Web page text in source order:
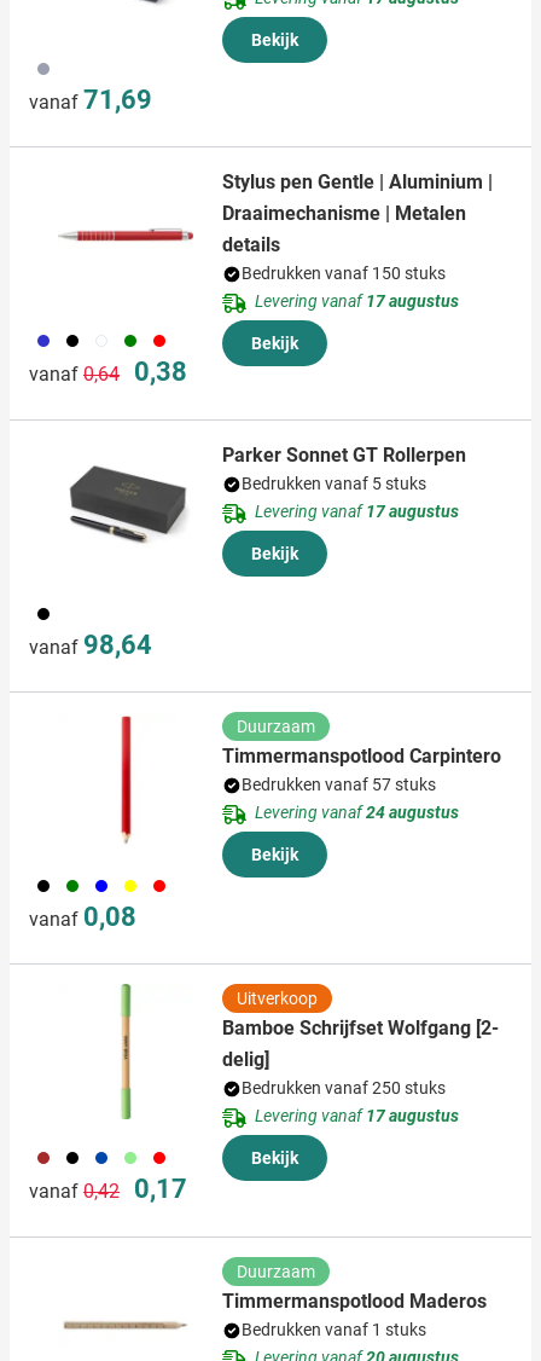
879
vanaf 71,69
Bekijk
023 001 002 004 008
vanaf Normale prijs
0,64 Speciale prijs
0,38
Stylus pen Gentle | Aluminium |
Draaimechanisme | Metalen
details
Bedrukken vanaf 150 stuks
Levering vanaf17 augustus
Bekijk
001
vanaf 98,64
Parker Sonnet GT Rollerpen
Bedrukken vanaf 5 stuks
Levering vanaf17 augustus
Bekijk
001 004 005 006 008
vanaf 0,08
Duurzaam
Timmermanspotlood Carpintero
Bedrukken vanaf 57 stuks
Levering vanaf24 augustus
Bekijk
011 001 023 029 008
vanaf Normale prijs
0,42 Speciale prijs
0,17
Uitverkoop
Bamboe Schrijfset Wolfgang [2-
delig]
Bedrukken vanaf 250 stuks
Levering vanaf17 augustus
Bekijk
Duurzaam
Timmermanspotlood Maderos
Bedrukken vanaf 1 stuks